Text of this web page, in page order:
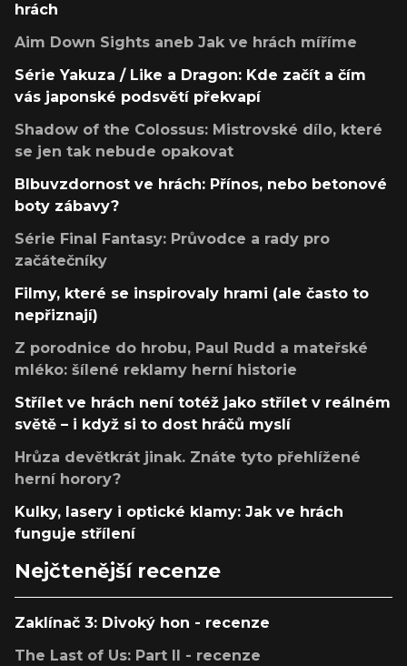
hrách
Aim Down Sights aneb Jak ve hrách míříme
Série Yakuza / Like a Dragon: Kde začít a čím
vás japonské podsvětí překvapí
Shadow of the Colossus: Mistrovské dílo, které
se jen tak nebude opakovat
Blbuvzdornost ve hrách: Přínos, nebo betonové
boty zábavy?
Série Final Fantasy: Průvodce a rady pro
začátečníky
Filmy, které se inspirovaly hrami (ale často to
nepřiznají)
Z porodnice do hrobu, Paul Rudd a mateřské
mléko: šílené reklamy herní historie
Střílet ve hrách není totéž jako střílet v reálném
světě – i když si to dost hráčů myslí
Hrůza devětkrát jinak. Znáte tyto přehlížené
herní horory?
Kulky, lasery i optické klamy: Jak ve hrách
funguje střílení
Nejčtenější recenze
Zaklínač 3: Divoký hon - recenze
The Last of Us: Part II - recenze